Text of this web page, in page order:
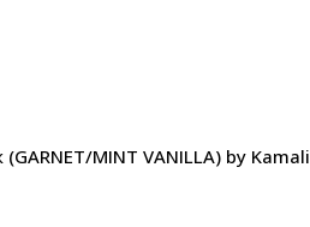
MINT VANILLA) by Kamali